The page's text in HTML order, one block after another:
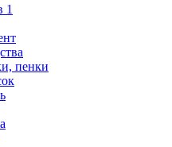
1
пенки